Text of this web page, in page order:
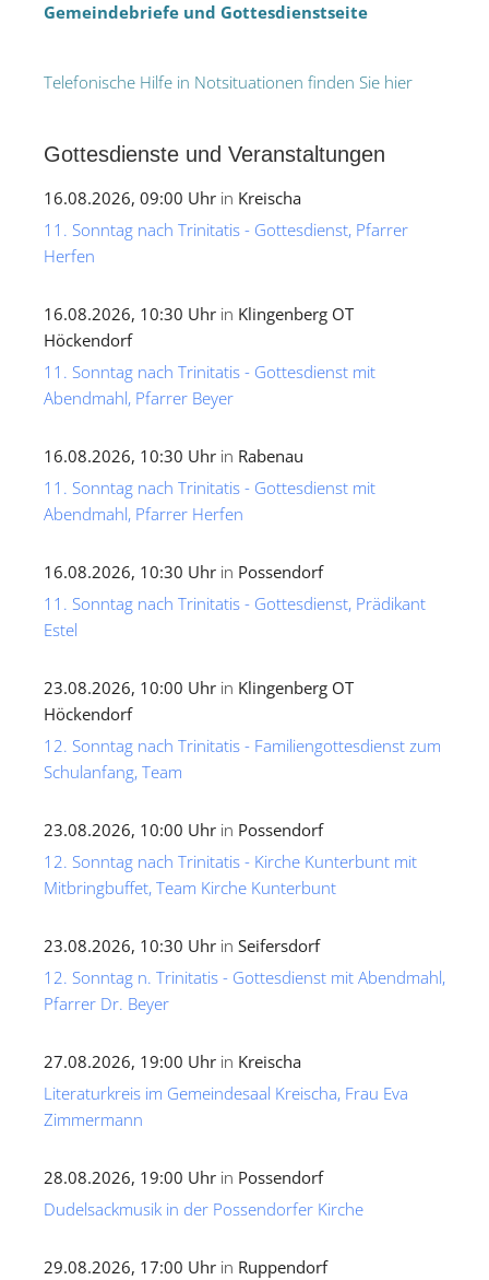
Gemeindebriefe und Gottesdienstseite
Telefonische Hilfe in Notsituationen finden Sie hier
Gottesdienste und Veranstaltungen
16.08.2026, 09:00 Uhr in Kreischa
11. Sonntag nach Trinitatis - Gottesdienst, Pfarrer
Herfen
16.08.2026, 10:30 Uhr in Klingenberg OT
Höckendorf
11. Sonntag nach Trinitatis - Gottesdienst mit
Abendmahl, Pfarrer Beyer
16.08.2026, 10:30 Uhr in Rabenau
11. Sonntag nach Trinitatis - Gottesdienst mit
Abendmahl, Pfarrer Herfen
16.08.2026, 10:30 Uhr in Possendorf
11. Sonntag nach Trinitatis - Gottesdienst, Prädikant
Estel
23.08.2026, 10:00 Uhr in Klingenberg OT
Höckendorf
12. Sonntag nach Trinitatis - Familiengottesdienst zum
Schulanfang, Team
23.08.2026, 10:00 Uhr in Possendorf
12. Sonntag nach Trinitatis - Kirche Kunterbunt mit
Mitbringbuffet, Team Kirche Kunterbunt
23.08.2026, 10:30 Uhr in Seifersdorf
12. Sonntag n. Trinitatis - Gottesdienst mit Abendmahl,
Pfarrer Dr. Beyer
27.08.2026, 19:00 Uhr in Kreischa
Literaturkreis im Gemeindesaal Kreischa, Frau Eva
Zimmermann
28.08.2026, 19:00 Uhr in Possendorf
Dudelsackmusik in der Possendorfer Kirche
29.08.2026, 17:00 Uhr in Ruppendorf